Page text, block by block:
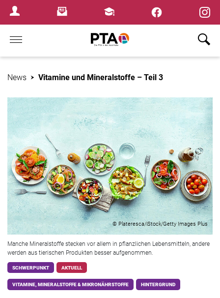
Login MenuNewsletterFortbildungen
Home
News Vitamine und Mineralstoffe – Teil 3
© Plateresca/iStock/Getty Images Plus
Manche Mineralstoffe stecken vor allem in pflanzlichen Lebensmitteln, andere
werden aus tierischen Produkten besser aufgenommen.
SCHWERPUNKT AKTUELL
VITAMINE, MINERALSTOFFE & MIKRONÄHRSTOFFE HINTERGRUND